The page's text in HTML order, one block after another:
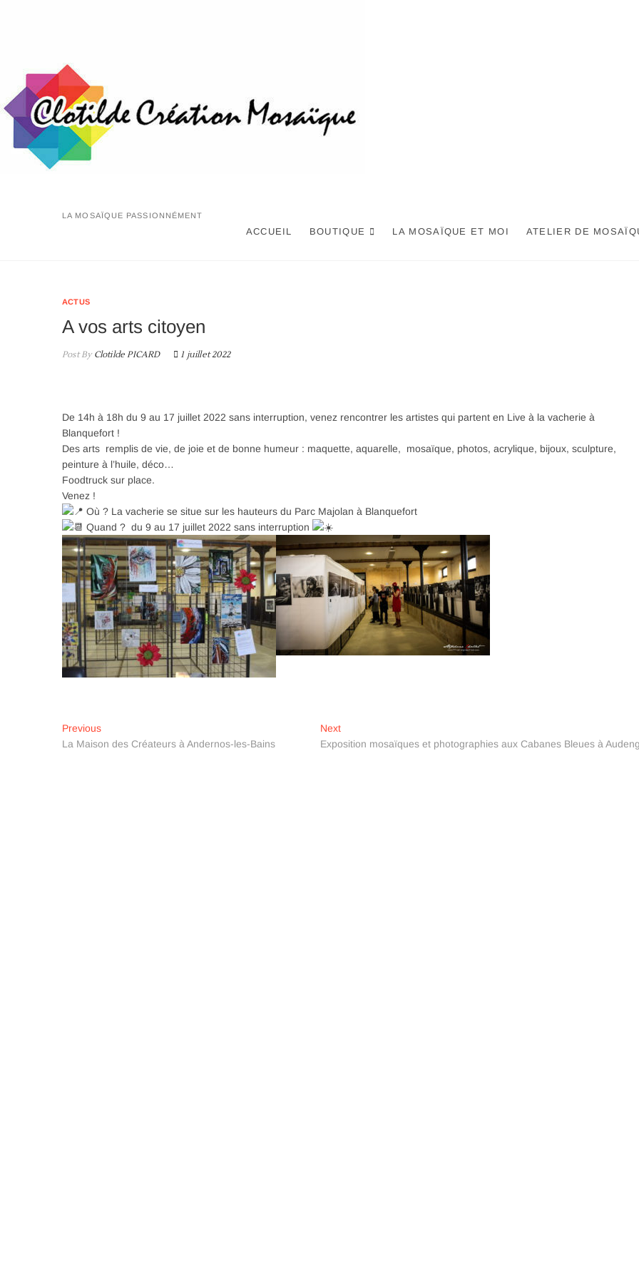
LA MOSAÏQUE PASSIONNÉMENT
ACCUEIL BOUTIQUE LA MOSAÏQUE ET MOI ATELIER DE
ACTUS
A vos arts citoyen
Post ByClotilde PICARD 1 juillet 2022
De 14h à 18h du 9 au 17 juillet 2022 sans interruption, venez rencontrer les artistes qui partent en Live à la vacherie à
Blanquefort !
Des arts remplis de vie, de joie et de bonne humeur : maquette, aquarelle, mosaïque, photos, acrylique, bijoux, sculpture,
peinture à l’huile, déco…
Foodtruck sur place.
Venez !
Où ? La vacherie se situe sur les hauteurs du Parc Majolan à Blanquefort
Quand ? du 9 au 17 juillet 2022 sans interruption
Navigation
de
PreviousPrevious
post:
La Maison des Créateurs à Andernos-les-Bains
NextNext
post:
Exposition mosaïques et photographies aux Cabanes Bleues à